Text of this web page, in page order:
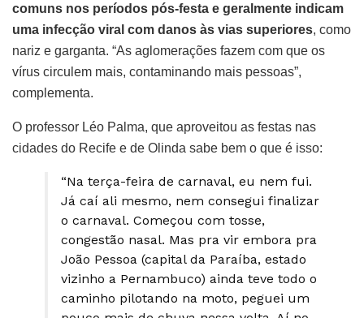
comuns nos períodos pós-festa e geralmente indicam
uma infecção viral com danos às vias superiores, como
nariz e garganta. “As aglomerações fazem com que os
vírus circulem mais, contaminando mais pessoas”,
complementa.
O professor Léo Palma, que aproveitou as festas nas
cidades do Recife e de Olinda sabe bem o que é isso:
“Na terça-feira de carnaval, eu nem fui.
Já caí ali mesmo, nem consegui finalizar
o carnaval. Começou com tosse,
congestão nasal. Mas pra vir embora pra
João Pessoa (capital da Paraíba, estado
vizinho a Pernambuco) ainda teve todo o
caminho pilotando na moto, peguei um